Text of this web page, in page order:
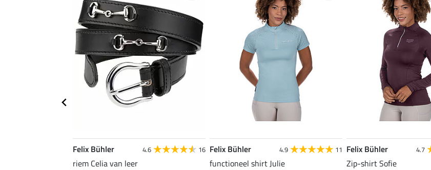
Felix Bühler 4.6 16
riem Celia van leer
Felix Bühler 4.9 11
functioneel shirt Julie
Felix Bühler 4.7
Zip-shirt Sofie